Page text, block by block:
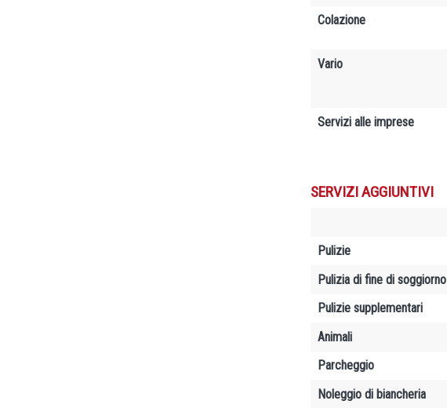
Colazione
Vario
Servizi alle imprese
SERVIZI AGGIUNTIVI
Pulizie
Pulizia di fine di soggiorno
Pulizie supplementari
Animali
Parcheggio
Noleggio di biancheria